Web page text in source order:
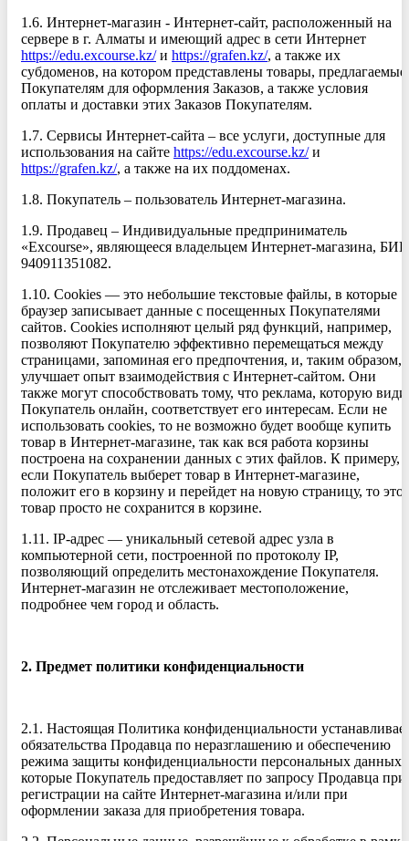
1.6. Интернет-магазин - Интернет-сайт, расположенный на
сервере в г. Алматы и имеющий адрес в сети Интернет
https://edu.excourse.kz/и https://grafen.kz/, а также их
субдоменов, на котором представлены товары, предлагаемые
Покупателям для оформления Заказов, а также условия
оплаты и доставки этих Заказов Покупателям.
1.7. Сервисы Интернет-сайта – все услуги, доступные для
использования на сайте https://edu.excourse.kz/и
https://grafen.kz/, а также на их поддоменах.
1.8. Покупатель – пользователь Интернет-магазина.
1.9. Продавец – Индивидуальные предприниматель
«Excourse», являющееся владельцем Интернет-магазина, БИН
940911351082.
1.10. Cookies — это небольшие текстовые файлы, в которые
браузер записывает данные с посещенных Покупателями
сайтов. Cookies исполняют целый ряд функций, например,
позволяют Покупателю эффективно перемещаться между
страницами, запоминая его предпочтения, и, таким образом,
улучшает опыт взаимодействия с Интернет-сайтом. Они
также могут способствовать тому, что реклама, которую
Покупатель онлайн, соответствует его интересам. Если не
использовать cookies, то не возможно будет вообще купить
товар в Интернет-магазине, так как вся работа корзины
построена на сохранении данных с этих файлов. К примеру,
если Покупатель выберет товар в Интернет-магазине,
положит его в корзину и перейдет на новую страницу, то этот
товар просто не сохранится в корзине.
1.11. IP-адрес — уникальный сетевой адрес узла в
компьютерной сети, построенной по протоколу IP,
позволяющий определить местонахождение Покупателя.
Интернет-магазин не отслеживает местоположение,
подробнее чем город и область.
2. Предмет политики конфиденциальности
2.1. Настоящая Политика конфиденциальности
обязательства Продавца по неразглашению и обеспечению
режима защиты конфиденциальности персональных данных,
которые Покупатель предоставляет по запросу Продавца при
регистрации на сайте Интернет-магазина и/или при
оформлении заказа для приобретения товара.